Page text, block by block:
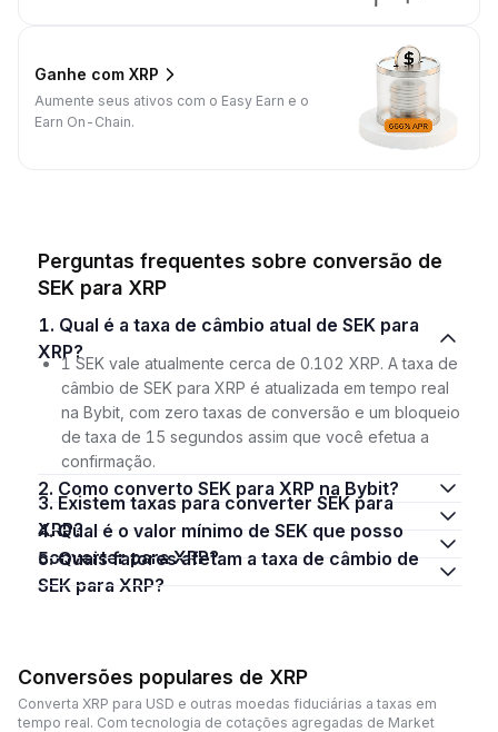
Ganhe com XRP
Aumente seus ativos com o Easy Earn e o
Earn On-Chain.
Perguntas frequentes sobre conversão de
SEK para XRP
1. Qual é a taxa de câmbio atual de SEK para
XRP?
1 SEK vale atualmente cerca de 0.102 XRP. A taxa de
câmbio de SEK para XRP é atualizada em tempo real
na Bybit, com zero taxas de conversão e um bloqueio
de taxa de 15 segundos assim que você efetua a
confirmação.
2. Como converto SEK para XRP na Bybit?
3. Existem taxas para converter SEK para
XRP?
4. Qual é o valor mínimo de SEK que posso
converter para XRP?
5. Quais fatores afetam a taxa de câmbio de
SEK para XRP?
Conversões populares de XRP
Converta XRP para USD e outras moedas fiduciárias a taxas em
tempo real. Com tecnologia de cotações agregadas de Market